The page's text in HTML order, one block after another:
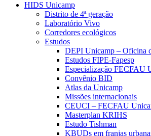
HIDS Unicamp
Distrito de 4ª geração
Laboratório Vivo
Corredores ecológicos
Estudos
DEPI Unicamp – Oficina
Estudos FIPE-Fapesp
Especialização FECFAU
Convênio BID
Atlas da Unicamp
Missões internacionais
CEUCI – FECFAU
Masterplan KRIHS
Estudo Tishman
KBUDs em franjas